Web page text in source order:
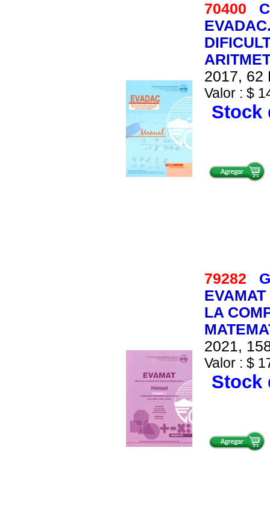
70400
2017, 62
Valor : $
Stock
79282
LA
2021,
Valor : $
Stock